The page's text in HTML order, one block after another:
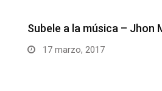
Unos besitos ricos –
Juank…